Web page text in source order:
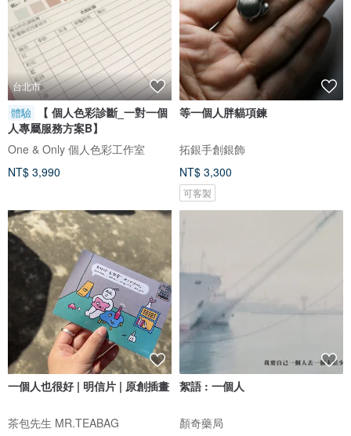
台北市
體驗
【 個人色彩診斷_一對一個
人專屬服務方案B】
One & Only 個人色彩工作室
NT$ 3,990
等一個人胖貓項鍊
拓銀手創銀飾
NT$ 3,300
可客製
一個人也很好 | 明信片 | 原創插畫
茶包先生 MR.TEABAG
絮語 : 一個人
顏奇藥局